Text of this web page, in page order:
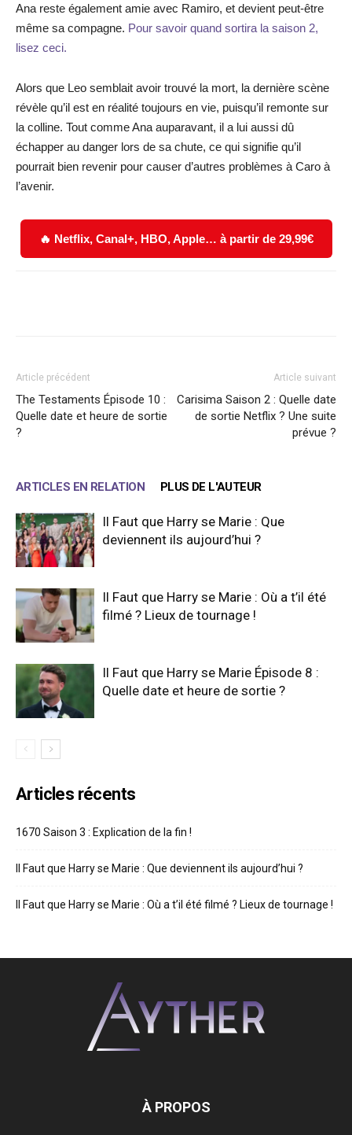
Ana reste également amie avec Ramiro, et devient peut-être
même sa compagne. Pour savoir quand sortira la saison 2,
lisez ceci.
Alors que Leo semblait avoir trouvé la mort, la dernière scène
révèle qu’il est en réalité toujours en vie, puisqu’il remonte sur
la colline. Tout comme Ana auparavant, il a lui aussi dû
échapper au danger lors de sa chute, ce qui signifie qu’il
pourrait bien revenir pour causer d’autres problèmes à Caro à
l’avenir.
🔥 Netflix, Canal+, HBO, Apple… à partir de 29,99€
Article précédent
The Testaments Épisode 10 :
Quelle date et heure de sortie
?
Article suivant
Carisima Saison 2 : Quelle date
de sortie Netflix ? Une suite
prévue ?
ARTICLES EN RELATION PLUS DE L'AUTEUR
Il Faut que Harry se Marie : Que
deviennent ils aujourd’hui ?
Il Faut que Harry se Marie : Où a t’il été
filmé ? Lieux de tournage !
Il Faut que Harry se Marie Épisode 8 :
Quelle date et heure de sortie ?
Articles récents
1670 Saison 3 : Explication de la fin !
Il Faut que Harry se Marie : Que deviennent ils aujourd’hui ?
Il Faut que Harry se Marie : Où a t’il été filmé ? Lieux de tournage !
À PROPOS